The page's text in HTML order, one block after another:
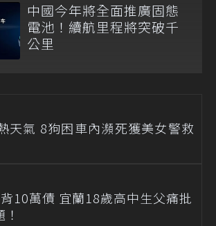
中國今年將全面推廣固態
電池！續航里程將突破千
公里
天氣 8狗困車內瀕死獲美女警救
背10萬債 宜蘭18歲高中生父痛批